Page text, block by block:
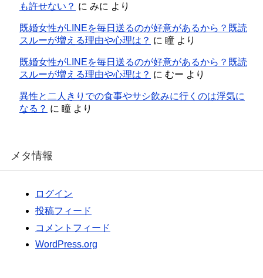
も許せない？ に みに より
既婚女性がLINEを毎日送るのが好意があるから？既読
スルーが増える理由や心理は？ に 瞳 より
既婚女性がLINEを毎日送るのが好意があるから？既読
スルーが増える理由や心理は？ に むー より
異性と二人きりでの食事やサシ飲みに行くのは浮気に
なる？ に 瞳 より
メタ情報
ログイン
投稿フィード
コメントフィード
WordPress.org